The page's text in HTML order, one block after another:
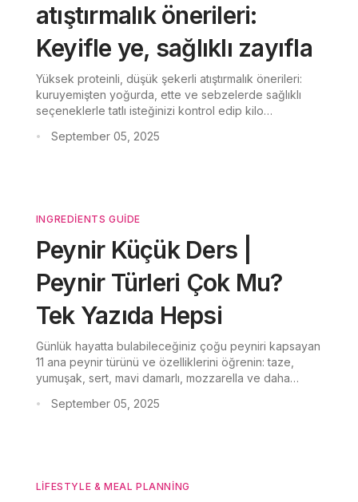
atıştırmalık önerileri:
Keyifle ye, sağlıklı zayıfla
Yüksek proteinli, düşük şekerli atıştırmalık önerileri:
kuruyemişten yoğurda, ette ve sebzelerde sağlıklı
seçeneklerle tatlı isteğinizi kontrol edip kilo
• September 05, 2025
INGREDIENTS GUIDE
Peynir Küçük Ders |
Peynir Türleri Çok Mu?
Tek Yazıda Hepsi
Günlük hayatta bulabileceğiniz çoğu peyniri kapsayan
11 ana peynir türünü ve özelliklerini öğrenin: taze,
yumuşak, sert, mavi damarlı, mozzarella ve daha
• September 05, 2025
LIFESTYLE & MEAL PLANNING